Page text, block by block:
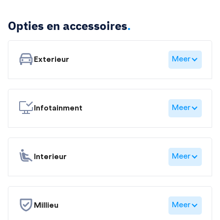
Opties en accessoires.
Exterieur Meer
Infotainment Meer
Interieur Meer
Millieu Meer